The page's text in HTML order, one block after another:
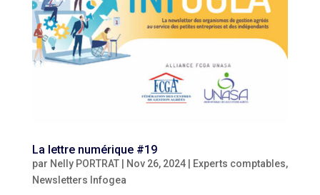
La lettre numérique #19
par Nelly PORTRAT| Nov 26, 2024| Experts comptables,
Newsletters Infogea